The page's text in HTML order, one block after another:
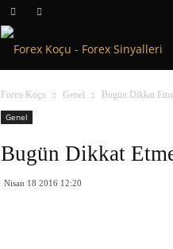
Forex Koçu Genel
Bugün Dikkat
Genel
Bugün Dikkat
Nisan 18 2016 12:20